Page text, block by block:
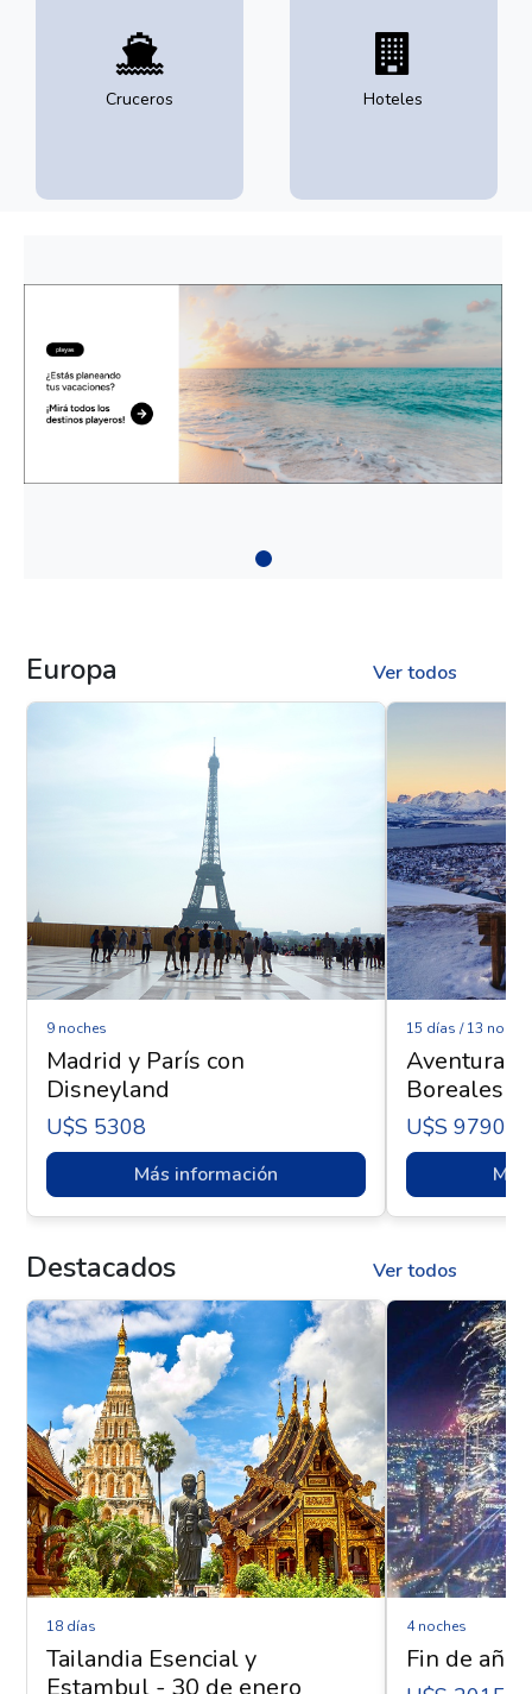
Cruceros Hoteles
Europa Ver todos
9 noches
Madrid y París con
Disneyland
U$s 5308
Más información
15 días / 13
Aventura
Boreales -
U$s 9790
Destacados Ver todos
18 días
Tailandia Esencial y
Estambul - 30 de enero
4 noches
Fin de año